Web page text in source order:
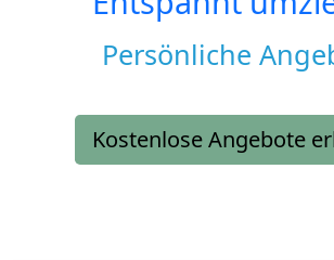
Persönliche
Kostenlose Angebote